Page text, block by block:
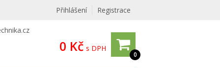
Přihlášení Registrace
0
0 Kč s DPH